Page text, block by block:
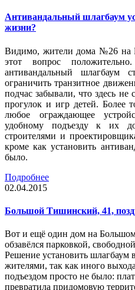
Антивандальный шлагбаум
жизни?
Видимо, жители дома №26 на
этот вопрос
антивандальный шлагбаум
ограничить транзитное
подчас забывали, что здесь не
прогулок и игр детей. Более
любое ограждающее
удобному подъезду к их
строителями и
кроме как установить
было.
Подробнее
02.04.2015
Большой Тишинский, 41,
Вот и ещё один дом на
обзавёлся парковкой,
Решение установить шлагбаум
жителями, так как иного
подъездом просто не было:
превратила придомовую